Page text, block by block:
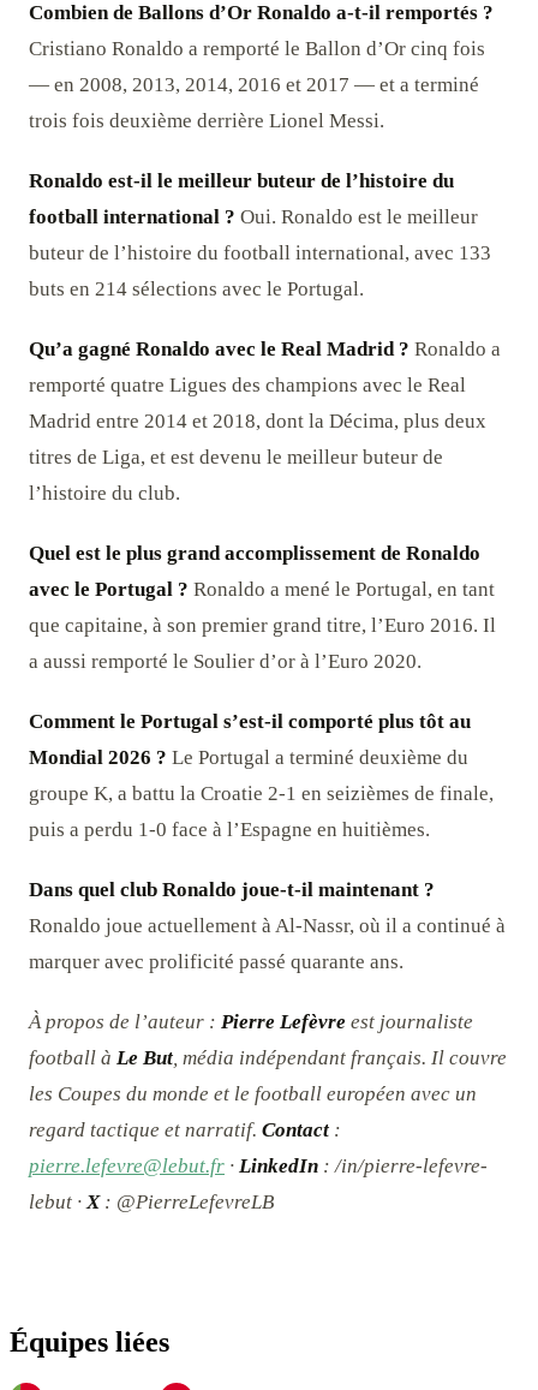
Combien de Ballons d’Or Ronaldo a-t-il remportés ?
Cristiano Ronaldo a remporté le Ballon d’Or cinq fois
— en 2008, 2013, 2014, 2016 et 2017 — et a terminé
trois fois deuxième derrière Lionel Messi.
Ronaldo est-il le meilleur buteur de l’histoire du
football international ? Oui. Ronaldo est le meilleur
buteur de l’histoire du football international, avec 133
buts en 214 sélections avec le Portugal.
Qu’a gagné Ronaldo avec le Real Madrid ? Ronaldo a
remporté quatre Ligues des champions avec le Real
Madrid entre 2014 et 2018, dont la Décima, plus deux
titres de Liga, et est devenu le meilleur buteur de
l’histoire du club.
Quel est le plus grand accomplissement de Ronaldo
avec le Portugal ? Ronaldo a mené le Portugal, en tant
que capitaine, à son premier grand titre, l’Euro 2016. Il
a aussi remporté le Soulier d’or à l’Euro 2020.
Comment le Portugal s’est-il comporté plus tôt au
Mondial 2026 ? Le Portugal a terminé deuxième du
groupe K, a battu la Croatie 2-1 en seizièmes de finale,
puis a perdu 1-0 face à l’Espagne en huitièmes.
Dans quel club Ronaldo joue-t-il maintenant ?
Ronaldo joue actuellement à Al-Nassr, où il a continué à
marquer avec prolificité passé quarante ans.
À propos de l’auteur : Pierre Lefèvre est journaliste
football à Le But, média indépendant français. Il couvre
les Coupes du monde et le football européen avec un
regard tactique et narratif. Contact :
pierre.lefevre@lebut.fr · LinkedIn : /in/pierre-lefevre-
lebut ·X: @PierreLefevreLB
Équipes liées